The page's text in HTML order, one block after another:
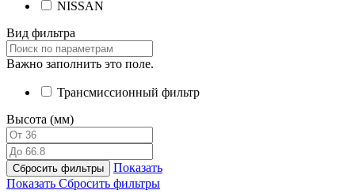
NISSAN
Вид фильтра
Важно заполнить это поле.
Трансмиссионный фильтр
Высота (мм)
Сбросить фильтры
Показать
Показать Сбросить фильтры